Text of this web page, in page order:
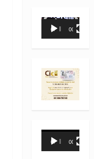
Reproductor
00:00 00:35
Reproductor
00:00 00:31